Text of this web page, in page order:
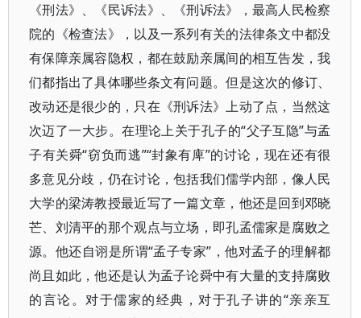
《刑法》、《民诉法》、《刑诉法》，最高人民检察
院的《检查法》，以及一系列有关的法律条文中都没
有保障亲属容隐权，都在鼓励亲属间的相互告发，我
们都指出了具体哪些条文有问题。但是这次的修订、
改动还是很少的，只在《刑诉法》上动了点，当然这
次迈了一大步。在理论上关于孔子的“父子互隐”与孟
子有关舜“窃负而逃”“封象有庳”的讨论，现在还有很
多意见分歧，仍在讨论，包括我们儒学内部，像人民
大学的梁涛教授最近写了一篇文章，他还是回到邓晓
芒、刘清平的那个观点与立场，即孔孟儒家是腐败之
源。他还自诩是所谓“孟子专家”，他对孟子的理解都
尚且如此，他还是认为孟子论舜中有大量的支持腐败
的言论。对于儒家的经典，对于孔子讲的“亲亲互